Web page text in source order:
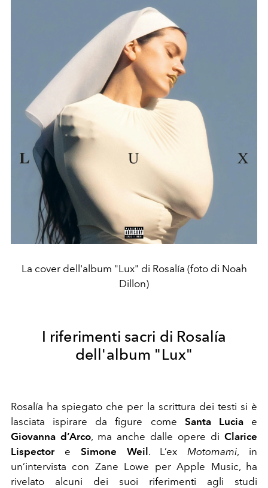
La cover dell'album "Lux" di Rosalía (foto di Noah
Dillon)
I riferimenti sacri di Rosalía
dell'album "Lux"
Rosalía ha spiegato che per la scrittura dei testi si è
lasciata ispirare da figure come Santa Luciae
Giovanna d’Arco, ma anche dalle opere di Clarice
Lispectore Simone Weil. L’ex Motomami, in
un’intervista con Zane Lowe per Apple Music, ha
rivelato alcuni dei suoi riferimenti agli studi